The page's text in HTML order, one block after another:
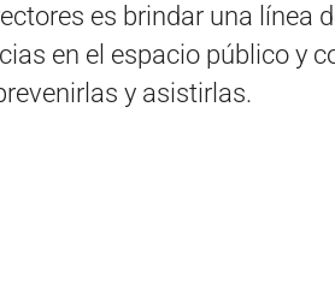
es brindar una línea
en el espacio público y
y asistirlas.